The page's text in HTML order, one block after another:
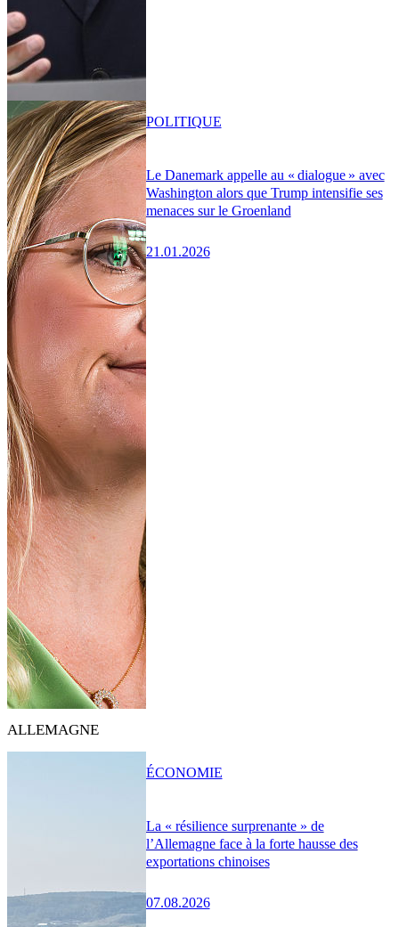
Le Danemark appelle au « dialogue » avec
Washington alors que Trump intensifie ses
menaces sur le Groenland
21.01.2026
POLITIQUE
ALLEMAGNE
La « résilience surprenante » de
l’Allemagne face à la forte hausse des
exportations chinoises
07.08.2026
ÉCONOMIE